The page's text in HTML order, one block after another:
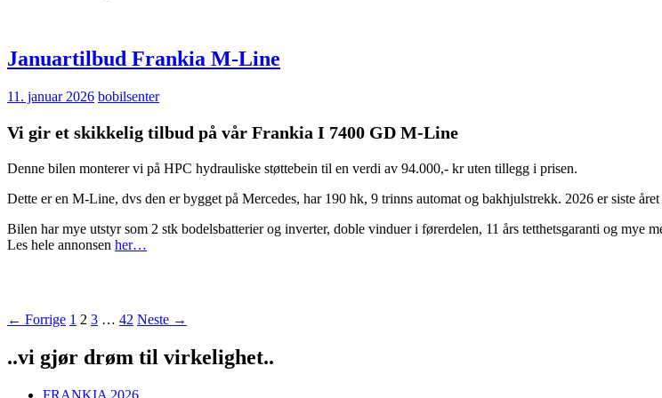
Januartilbud Frankia M-Line
11. januar 2026 bobilsenter
Vi gir et skikkelig tilbud på vår Frankia I 7400 GD M-Line
Denne bilen monterer vi på HPC hydrauliske støttebein til en verdi av 94.000,- kr uten tillegg i prisen.
Dette er en M-Line, dvs den er bygget på Mercedes, har 190 hk, 9 trinns automat og bakhjulstrekk. 2026 er siste
Bilen har mye utstyr som 2 stk bodelsbatterier og inverter, doble vinduer i førerdelen, 11 års tetthetsgaranti og mye
Les hele annonsen her…
Innleggsnavigasjon
← Forrige 1 2 3 … 42 Neste →
..vi gjør drøm til virkelighet..
FRANKIA 2026